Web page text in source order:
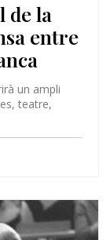
de la
entre
un ampli
teatre,